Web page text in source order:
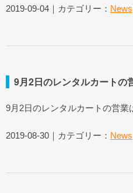
2019-09-04｜カテゴリー： News
9月2日のレンタルカートの
9月2日のレンタルカートの営業
2019-08-30｜カテゴリー： News